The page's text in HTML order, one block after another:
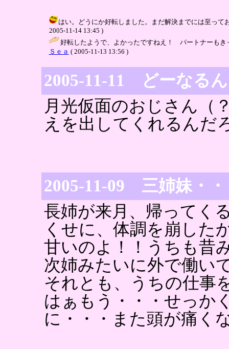
はい。どうにか好転しました。まだ解決までには至っ
2005-11-14 13:45 )
好転したようで、よかったですねえ！ パートナーも
Ｓｅａ ( 2005-11-13 13:56 )
2005-11-11 どーなる
月光仮面のおじさん（
えを出してくれるんだ
2005-11-09 三姉妹・・
長姉が来月、帰ってく
くせに、体調を崩した
甘いのよ！！うちも昔
次姉みたいに外で働い
それとも、うちの仕事
はぁもう・・・せっか
に・・・また頭が痛く